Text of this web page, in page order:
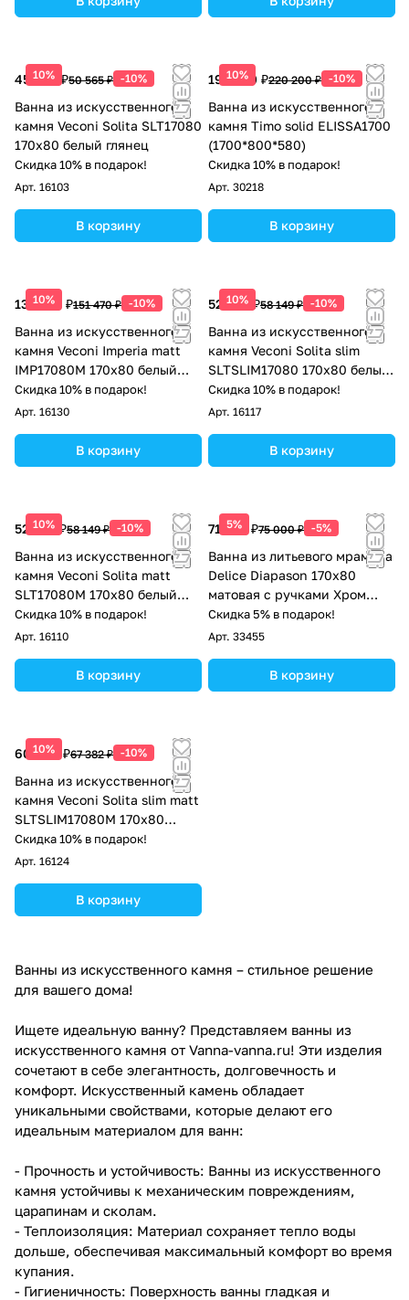
10%
45 509 ₽50 565 ₽ -10%
Ванна из искусственного
камня Veconi Solita SLT17080
170x80 белый глянец
Скидка 10% в подарок!
Арт. 16103
В корзину
10%
198 180 ₽220 200 ₽ -10%
Ванна из искусственного
камня Timo solid ELISSA1700
(1700*800*580)
Скидка 10% в подарок!
Арт. 30218
В корзину
10%
136 323 ₽151 470 ₽ -10%
Ванна из искусственного
камня Veconi Imperia matt
IMP17080M 170x80 белый
матовый
Скидка 10% в подарок!
Арт. 16130
В корзину
10%
52 334 ₽58 149 ₽ -10%
Ванна из искусственного
камня Veconi Solita slim
SLTSLIM17080 170x80 белый
глянец
Скидка 10% в подарок!
Арт. 16117
В корзину
10%
52 334 ₽58 149 ₽ -10%
Ванна из искусственного
камня Veconi Solita matt
SLT17080M 170x80 белый
матовый
Скидка 10% в подарок!
Арт. 16110
В корзину
5%
71 250 ₽75 000 ₽ -5%
Ванна из литьевого мрамора
Delice Diapason 170х80
матовая с ручками Хром
DLR330007R-M
Скидка 5% в подарок!
Арт. 33455
В корзину
10%
60 644 ₽67 382 ₽ -10%
Ванна из искусственного
камня Veconi Solita slim matt
SLTSLIM17080M 170x80
белый матовый
Скидка 10% в подарок!
Арт. 16124
В корзину
Ванны из искусственного камня – стильное решение
для вашего дома!
Ищете идеальную ванну? Представляем ванны из
искусственного камня от Vanna-vanna.ru! Эти изделия
сочетают в себе элегантность, долговечность и
комфорт. Искусственный камень обладает
уникальными свойствами, которые делают его
идеальным материалом для ванн:
- Прочность и устойчивость: Ванны из искусственного
камня устойчивы к механическим повреждениям,
царапинам и сколам.
- Теплоизоляция: Материал сохраняет тепло воды
дольше, обеспечивая максимальный комфорт во время
купания.
- Гигиеничность: Поверхность ванны гладкая и